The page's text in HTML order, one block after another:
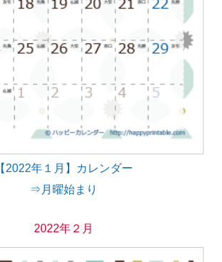
【2022年１月】カレンダー
⇒月曜始まり
2022年２月